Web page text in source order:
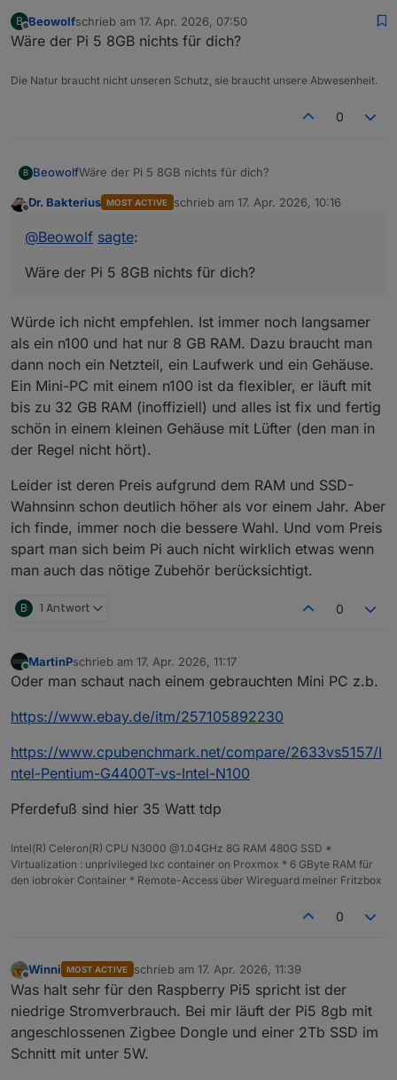
B
Offline
Beowolfschrieb am 17. Apr. 2026, 07:50
zuletzt editiert von
Wäre der Pi 5 8GB nichts für dich?
Die Natur braucht nicht unseren Schutz, sie braucht unsere Abwesenheit.
0
B BeowolfWäre der Pi 5 8GB nichts für dich?
Dr. Bakterius MOST ACTIVE schrieb am 17. Apr. 2026, 10:16
zuletzt editiert von
@Beowolf sagte:
Wäre der Pi 5 8GB nichts für dich?
Würde ich nicht empfehlen. Ist immer noch langsamer
als ein n100 und hat nur 8 GB RAM. Dazu braucht man
dann noch ein Netzteil, ein Laufwerk und ein Gehäuse.
Ein Mini-PC mit einem n100 ist da flexibler, er läuft mit
bis zu 32 GB RAM (inoffiziell) und alles ist fix und fertig
schön in einem kleinen Gehäuse mit Lüfter (den man in
der Regel nicht hört).
Leider ist deren Preis aufgrund dem RAM und SSD-
Wahnsinn schon deutlich höher als vor einem Jahr. Aber
ich finde, immer noch die bessere Wahl. Und vom Preis
spart man sich beim Pi auch nicht wirklich etwas wenn
man auch das nötige Zubehör berücksichtigt.
B 1 Antwort 0
Online
MartinPschrieb am 17. Apr. 2026, 11:17
zuletzt editiert von
Oder man schaut nach einem gebrauchten Mini PC z.b.
https://www.ebay.de/itm/257105892230
https://www.cpubenchmark.net/compare/2633vs5157/I
ntel-Pentium-G4400T-vs-Intel-N100
Pferdefuß sind hier 35 Watt tdp
Intel(R) Celeron(R) CPU N3000 @1.04GHz 8G RAM 480G SSD *
Virtualization : unprivileged lxc container on Proxmox * 6 GByte RAM für
den iobroker Container * Remote-Access über Wireguard meiner Fritzbox
0
Offline
Winni MOST ACTIVE schrieb am 17. Apr. 2026, 11:39
zuletzt editiert von
Was halt sehr für den Raspberry Pi5 spricht ist der
niedrige Stromverbrauch. Bei mir läuft der Pi5 8gb mit
angeschlossenen Zigbee Dongle und einer 2Tb SSD im
Schnitt mit unter 5W.